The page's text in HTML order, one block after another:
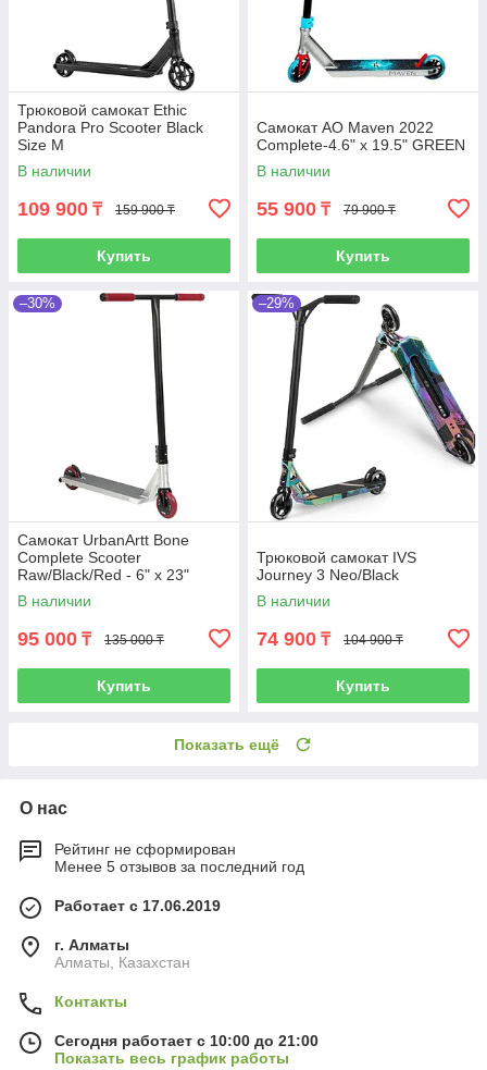
Трюковой самокат Ethic
Pandora Pro Scooter Black
Size M
В наличии
109 900 ₸ 159 900 ₸
Купить
Самокат AO Maven 2022
Complete-4.6" x 19.5" GREEN
В наличии
55 900 ₸ 79 900 ₸
Купить
–30%
Самокат UrbanArtt Bone
Complete Scooter
Raw/Black/Red - 6" x 23"
В наличии
95 000 ₸ 135 000 ₸
Купить
–29%
Трюковой самокат IVS
Journey 3 Neo/Black
В наличии
74 900 ₸ 104 900 ₸
Купить
Показать ещё
О нас
Рейтинг не сформирован
Менее 5 отзывов за последний год
Работает с 17.06.2019
г. Алматы
Алматы, Казахстан
Контакты
Сегодня работает с 10:00 до 21:00
Показать весь график работы